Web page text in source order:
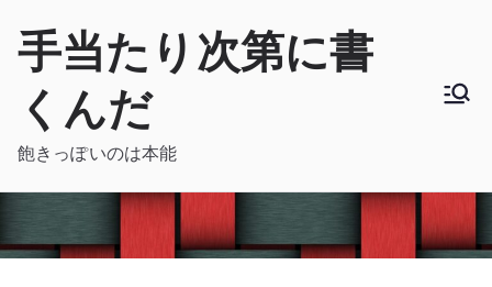
手当たり次第に書
くんだ
飽きっぽいのは本能